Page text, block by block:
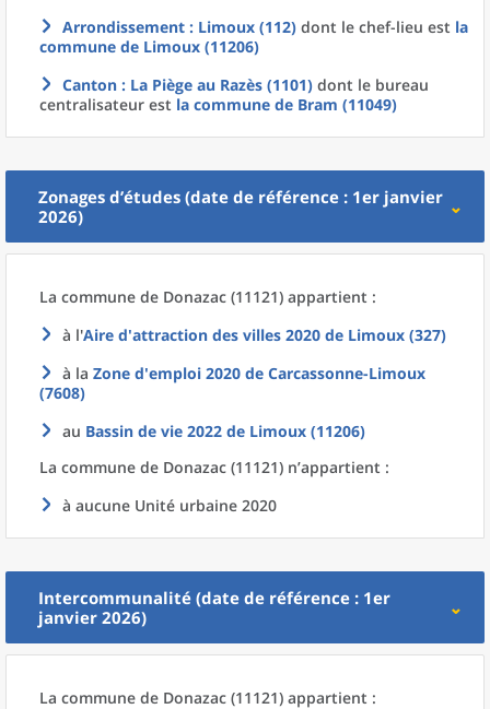
Arrondissement : Limoux (112) dont le chef-lieu est la
commune de Limoux (11206)
Canton : La Piège au Razès (1101) dont le bureau
centralisateur est la commune de Bram (11049)
Zonages d’études (date de référence : 1er janvier
2026)
La commune de Donazac (11121) appartient :
à l'Aire d'attraction des villes 2020 de Limoux (327)
à la Zone d'emploi 2020 de Carcassonne-Limoux
(7608)
au Bassin de vie 2022 de Limoux (11206)
La commune de Donazac (11121) n’appartient :
à aucune Unité urbaine 2020
Intercommunalité (date de référence : 1er
janvier 2026)
La commune de Donazac (11121) appartient :